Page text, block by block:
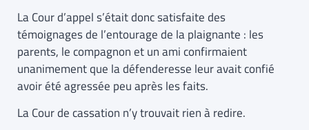
La Cour d’appel s’était donc satisfaite des
témoignages de l’entourage de la plaignante : les
parents, le compagnon et un ami confirmaient
unanimement que la défenderesse leur avait confié
avoir été agressée peu après les faits.
La Cour de cassation n’y trouvait rien à redire.